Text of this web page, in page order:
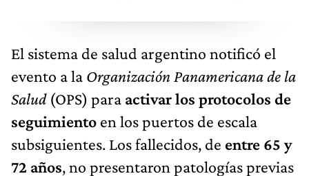
El sistema de salud argentino notificó el
evento a la Organización Panamericana de la
Salud(OPS) para activar los protocolos de
seguimiento en los puertos de escala
subsiguientes. Los fallecidos, de entre 65 y
72 años, no presentaron patologías previas